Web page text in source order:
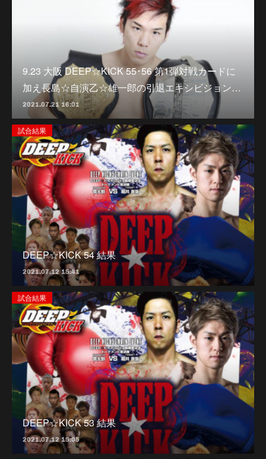
9.23 大阪 DEEP☆KICK 55･56 第1弾対戦カードに
加え長島☆自演乙☆雄一郎の引退エキシビジョン…
2021.07.21 16:01
試合結果
DEEP☆KICK 54 結果
2021.07.12 15:41
試合結果
DEEP☆KICK 53 結果
2021.07.12 15:05